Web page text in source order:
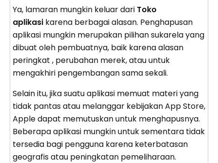
Ya, lamaran mungkin keluar dari Toko
aplikasi karena berbagai alasan. Penghapusan
aplikasi mungkin merupakan pilihan sukarela yang
dibuat oleh pembuatnya, baik karena alasan
peringkat , perubahan merek, atau untuk
mengakhiri pengembangan sama sekali.
Selain itu, jika suatu aplikasi memuat materi yang
tidak pantas atau melanggar kebijakan App Store,
Apple dapat memutuskan untuk menghapusnya.
Beberapa aplikasi mungkin untuk sementara tidak
tersedia bagi pengguna karena keterbatasan
geografis atau peningkatan pemeliharaan.